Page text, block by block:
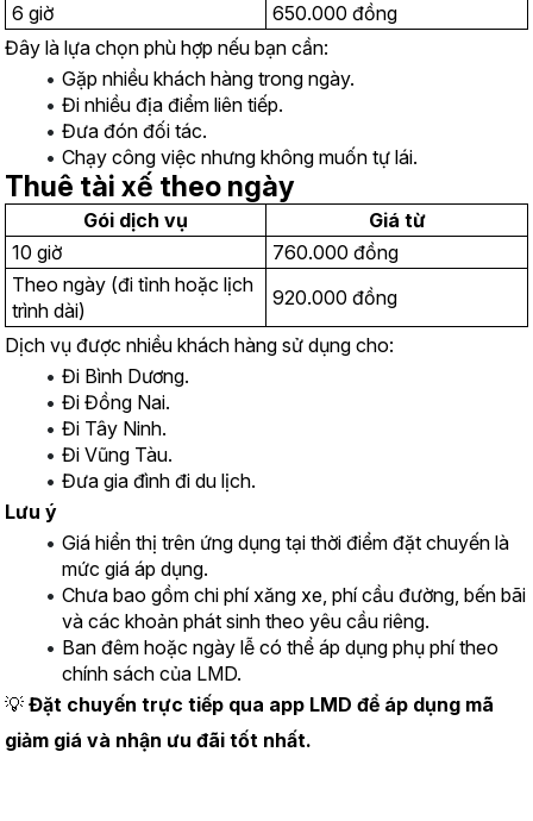
6 giờ
650.000 đồng
Đây là lựa chọn phù hợp nếu bạn cần:
Gặp nhiều khách hàng trong ngày.
Đi nhiều địa điểm liên tiếp.
Đưa đón đối tác.
Chạy công việc nhưng không muốn tự lái.
Thuê tài xế theo ngày
Gói dịch vụ
Giá từ
10 giờ
760.000 đồng
Theo ngày (đi tỉnh hoặc lịch
trình dài)
920.000 đồng
Dịch vụ được nhiều khách hàng sử dụng cho:
Đi Bình Dương.
Đi Đồng Nai.
Đi Tây Ninh.
Đi Vũng Tàu.
Đưa gia đình đi du lịch.
Lưu ý
Giá hiển thị trên ứng dụng tại thời điểm đặt chuyến là
mức giá áp dụng.
Chưa bao gồm chi phí xăng xe, phí cầu đường, bến bãi
và các khoản phát sinh theo yêu cầu riêng.
Ban đêm hoặc ngày lễ có thể áp dụng phụ phí theo
chính sách của LMD.
💡 Đặt chuyến trực tiếp qua app LMD để áp dụng mã
giảm giá và nhận ưu đãi tốt nhất.